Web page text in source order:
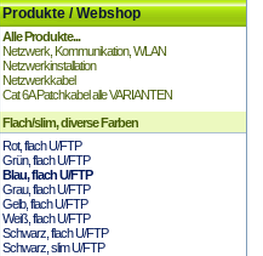
Produkte / Webshop
Alle Produkte...
Netzwerk, Kommunikation, WLAN
Netzwerkinstallation
Netzwerkkabel
Cat 6A Patchkabel alle VARIANTEN
Flach/slim, diverse Farben
Rot, flach U/FTP
Grün, flach U/FTP
Blau, flach U/FTP
Grau, flach U/FTP
Gelb, flach U/FTP
Weiß, flach U/FTP
Schwarz, flach U/FTP
Schwarz, slim U/FTP